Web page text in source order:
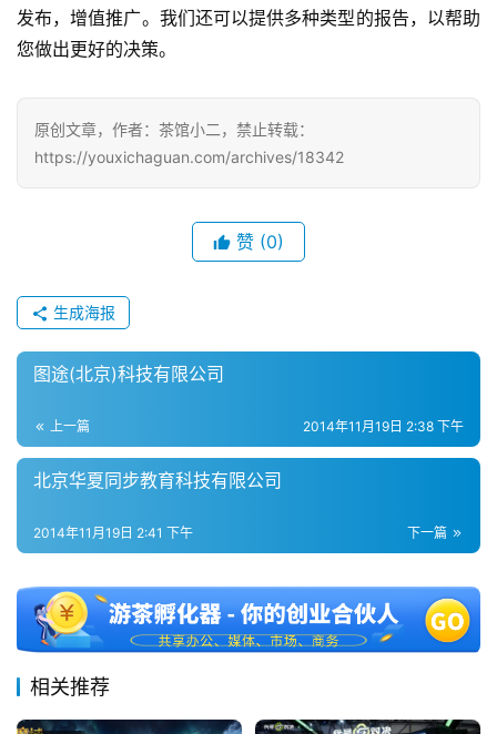
单
机
休
十
三
金
茶
7
月
发布，增值推广。我们还可以提供多种类型的报告，以帮助
您做出更好的决策。
原创文章，作者：茶馆小二，禁止转载：
https://youxichaguan.com/archives/18342
赞 (0)
生成海报
图途(北京)科技有限公司
上一篇 2014年11月19日 2:38 下午
北京华夏同步教育科技有限公司
下一篇
2014年11月19日 2:41 下午
相关推荐